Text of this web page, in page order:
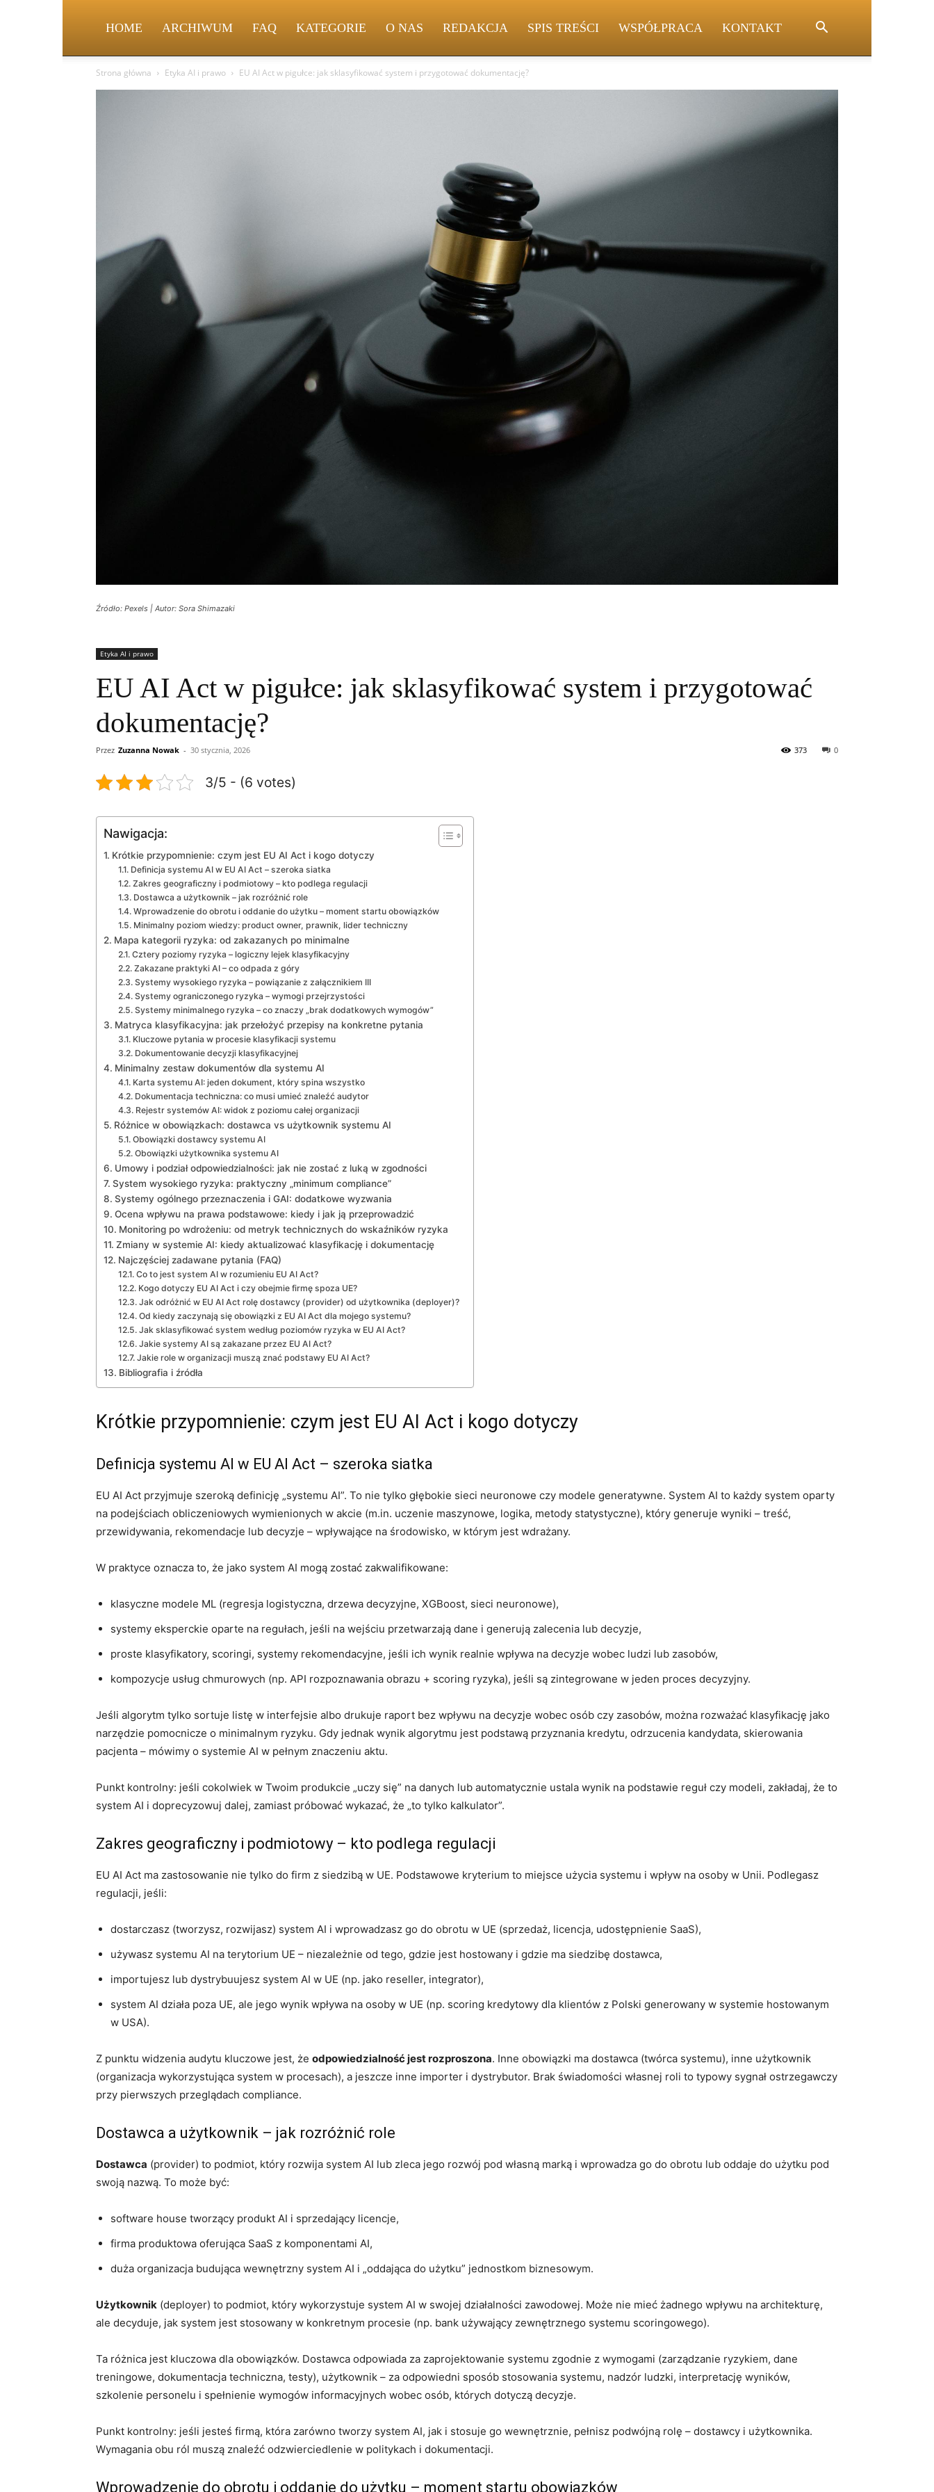
HOME ARCHIWUM FAQ KATEGORIE O NAS REDAKCJA SPIS TREŚCI WSPÓŁPRACA KONTAKT
Strona główna Etyka AI i prawo EU AI Act w pigułce: jak sklasyfikować system i przygotować dokumentację?
Źródło: Pexels | Autor: Sora Shimazaki
Etyka AI i prawo
EU AI Act w pigułce: jak sklasyfikować system i przygotować
dokumentację?
Przez Zuzanna Nowak - 30 stycznia, 2026 0
373
3/5 - (6 votes)
Nawigacja:
Krótkie przypomnienie: czym jest EU AI Act i kogo dotyczy
Definicja systemu AI w EU AI Act – szeroka siatka
Zakres geograficzny i podmiotowy – kto podlega regulacji
Dostawca a użytkownik – jak rozróżnić role
Wprowadzenie do obrotu i oddanie do użytku – moment startu obowiązków
Minimalny poziom wiedzy: product owner, prawnik, lider techniczny
Mapa kategorii ryzyka: od zakazanych po minimalne
Cztery poziomy ryzyka – logiczny lejek klasyfikacyjny
Zakazane praktyki AI – co odpada z góry
Systemy wysokiego ryzyka – powiązanie z załącznikiem III
Systemy ograniczonego ryzyka – wymogi przejrzystości
Systemy minimalnego ryzyka – co znaczy „brak dodatkowych wymogów”
Matryca klasyfikacyjna: jak przełożyć przepisy na konkretne pytania
Kluczowe pytania w procesie klasyfikacji systemu
Dokumentowanie decyzji klasyfikacyjnej
Minimalny zestaw dokumentów dla systemu AI
Karta systemu AI: jeden dokument, który spina wszystko
Dokumentacja techniczna: co musi umieć znaleźć audytor
Rejestr systemów AI: widok z poziomu całej organizacji
Różnice w obowiązkach: dostawca vs użytkownik systemu AI
Obowiązki dostawcy systemu AI
Obowiązki użytkownika systemu AI
Umowy i podział odpowiedzialności: jak nie zostać z luką w zgodności
System wysokiego ryzyka: praktyczny „minimum compliance”
Systemy ogólnego przeznaczenia i GAI: dodatkowe wyzwania
Ocena wpływu na prawa podstawowe: kiedy i jak ją przeprowadzić
Monitoring po wdrożeniu: od metryk technicznych do wskaźników ryzyka
Zmiany w systemie AI: kiedy aktualizować klasyfikację i dokumentację
Najczęściej zadawane pytania (FAQ)
Co to jest system AI w rozumieniu EU AI Act?
Kogo dotyczy EU AI Act i czy obejmie firmę spoza UE?
Jak odróżnić w EU AI Act rolę dostawcy (provider) od użytkownika (deployer)?
Od kiedy zaczynają się obowiązki z EU AI Act dla mojego systemu?
Jak sklasyfikować system według poziomów ryzyka w EU AI Act?
Jakie systemy AI są zakazane przez EU AI Act?
Jakie role w organizacji muszą znać podstawy EU AI Act?
Bibliografia i źródła
Krótkie przypomnienie: czym jest EU AI Act i kogo dotyczy
Definicja systemu AI w EU AI Act – szeroka siatka
EU AI Act przyjmuje szeroką definicję „systemu AI”. To nie tylko głębokie sieci neuronowe czy modele generatywne. System AI to każdy system oparty
na podejściach obliczeniowych wymienionych w akcie (m.in. uczenie maszynowe, logika, metody statystyczne), który generuje wyniki – treść,
przewidywania, rekomendacje lub decyzje – wpływające na środowisko, w którym jest wdrażany.
W praktyce oznacza to, że jako system AI mogą zostać zakwalifikowane:
klasyczne modele ML (regresja logistyczna, drzewa decyzyjne, XGBoost, sieci neuronowe),
systemy eksperckie oparte na regułach, jeśli na wejściu przetwarzają dane i generują zalecenia lub decyzje,
proste klasyfikatory, scoringi, systemy rekomendacyjne, jeśli ich wynik realnie wpływa na decyzje wobec ludzi lub zasobów,
kompozycje usług chmurowych (np. API rozpoznawania obrazu + scoring ryzyka), jeśli są zintegrowane w jeden proces decyzyjny.
Jeśli algorytm tylko sortuje listę w interfejsie albo drukuje raport bez wpływu na decyzje wobec osób czy zasobów, można rozważać klasyfikację jako
narzędzie pomocnicze o minimalnym ryzyku. Gdy jednak wynik algorytmu jest podstawą przyznania kredytu, odrzucenia kandydata, skierowania
pacjenta – mówimy o systemie AI w pełnym znaczeniu aktu.
Punkt kontrolny: jeśli cokolwiek w Twoim produkcie „uczy się” na danych lub automatycznie ustala wynik na podstawie reguł czy modeli, zakładaj, że to
system AI i doprecyzowuj dalej, zamiast próbować wykazać, że „to tylko kalkulator”.
Zakres geograficzny i podmiotowy – kto podlega regulacji
EU AI Act ma zastosowanie nie tylko do firm z siedzibą w UE. Podstawowe kryterium to miejsce użycia systemu i wpływ na osoby w Unii. Podlegasz
regulacji, jeśli:
dostarczasz (tworzysz, rozwijasz) system AI i wprowadzasz go do obrotu w UE (sprzedaż, licencja, udostępnienie SaaS),
używasz systemu AI na terytorium UE – niezależnie od tego, gdzie jest hostowany i gdzie ma siedzibę dostawca,
importujesz lub dystrybuujesz system AI w UE (np. jako reseller, integrator),
system AI działa poza UE, ale jego wynik wpływa na osoby w UE (np. scoring kredytowy dla klientów z Polski generowany w systemie hostowanym
w USA).
Z punktu widzenia audytu kluczowe jest, że odpowiedzialność jest rozproszona. Inne obowiązki ma dostawca (twórca systemu), inne użytkownik
(organizacja wykorzystująca system w procesach), a jeszcze inne importer i dystrybutor. Brak świadomości własnej roli to typowy sygnał ostrzegawczy
przy pierwszych przeglądach compliance.
Dostawca a użytkownik – jak rozróżnić role
Dostawca (provider) to podmiot, który rozwija system AI lub zleca jego rozwój pod własną marką i wprowadza go do obrotu lub oddaje do użytku pod
swoją nazwą. To może być:
software house tworzący produkt AI i sprzedający licencje,
firma produktowa oferująca SaaS z komponentami AI,
duża organizacja budująca wewnętrzny system AI i „oddająca do użytku” jednostkom biznesowym.
Użytkownik (deployer) to podmiot, który wykorzystuje system AI w swojej działalności zawodowej. Może nie mieć żadnego wpływu na architekturę,
ale decyduje, jak system jest stosowany w konkretnym procesie (np. bank używający zewnętrznego systemu scoringowego).
Ta różnica jest kluczowa dla obowiązków. Dostawca odpowiada za zaprojektowanie systemu zgodnie z wymogami (zarządzanie ryzykiem, dane
treningowe, dokumentacja techniczna, testy), użytkownik – za odpowiedni sposób stosowania systemu, nadzór ludzki, interpretację wyników,
szkolenie personelu i spełnienie wymogów informacyjnych wobec osób, których dotyczą decyzje.
Punkt kontrolny: jeśli jesteś firmą, która zarówno tworzy system AI, jak i stosuje go wewnętrznie, pełnisz podwójną rolę – dostawcy i użytkownika.
Wymagania obu ról muszą znaleźć odzwierciedlenie w politykach i dokumentacji.
Wprowadzenie do obrotu i oddanie do użytku – moment startu obowiązków